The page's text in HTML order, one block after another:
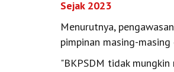
Sejak 2023
Menurutnya,
pimpinan masing-
"BKPSDM tidak